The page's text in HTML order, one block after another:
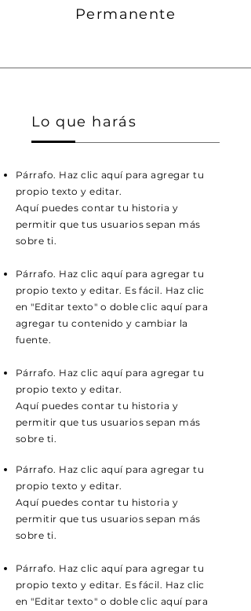
Permanente
Lo que harás
Párrafo. Haz clic aquí para agregar tu
propio texto y editar.
Aquí puedes contar tu historia y
permitir que tus usuarios sepan más
sobre ti.
Párrafo. Haz clic aquí para agregar tu
propio texto y editar. Es fácil. Haz clic
en "Editar texto" o doble clic aquí para
agregar tu contenido y cambiar la
fuente.
Párrafo. Haz clic aquí para agregar tu
propio texto y editar.
Aquí puedes contar tu historia y
permitir que tus usuarios sepan más
sobre ti.
Párrafo. Haz clic aquí para agregar tu
propio texto y editar.
Aquí puedes contar tu historia y
permitir que tus usuarios sepan más
sobre ti.
Párrafo. Haz clic aquí para agregar tu
propio texto y editar. Es fácil. Haz clic
en "Editar texto" o doble clic aquí para